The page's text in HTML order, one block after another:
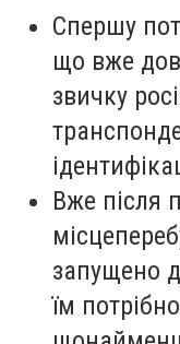
Спершу
що вже
звичку
Вже після
запущено
їм